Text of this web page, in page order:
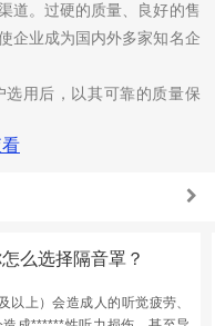
道。过硬的质量、良好的售
企业成为国内外多家知名企
用后，以其可靠的质量保
技人才，并能和国内数家设
，以“品质过硬”、“信誉过
察，就像那碧波万顷的太
的光临。
么选择隔音罩？
以上）会造成人的听觉疲劳、